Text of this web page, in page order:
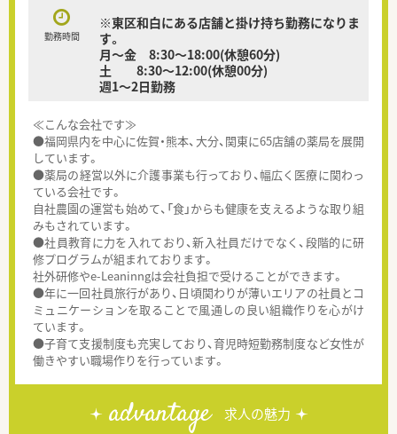
勤務時間
※東区和白にある店舗と掛け持ち勤務になりま
す。
月～金 8:30～18:00(休憩60分)
土 8:30～12:00(休憩00分)
週1～2日勤務
≪こんな会社です≫
●福岡県内を中心に佐賀・熊本、大分、関東に65店舗の薬局を展開
しています。
●薬局の経営以外に介護事業も行っており、幅広く医療に関わっ
ている会社です。
自社農園の運営も始めて、「食」からも健康を支えるような取り組
みもされています。
●社員教育に力を入れており、新入社員だけでなく、段階的に研
修プログラムが組まれております。
社外研修やe-Leaninngは会社負担で受けることができます。
●年に一回社員旅行があり、日頃関わりが薄いエリアの社員とコ
ミュニケーションを取ることで風通しの良い組織作りを心がけ
ています。
●子育て支援制度も充実しており、育児時短勤務制度など女性が
働きやすい職場作りを行っています。
advantage 求人の魅力